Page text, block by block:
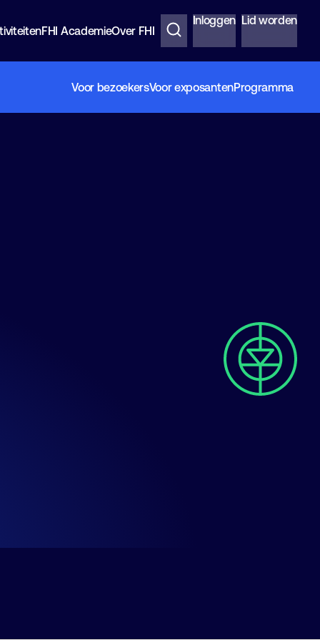
FHI AcademieOver FHI
Inloggen Lid worden
Voor bezoekersVoor exposantenProgramma